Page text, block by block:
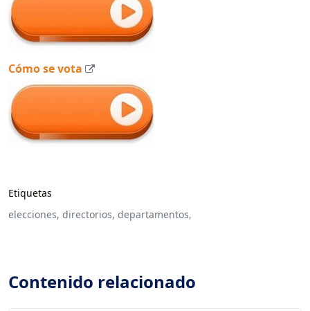
Cómo se vota
Etiquetas
elecciones, directorios, departamentos,
Contenido relacionado